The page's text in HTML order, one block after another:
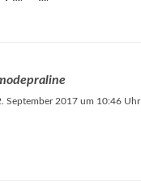
September 2017 um 10:46 Uhr